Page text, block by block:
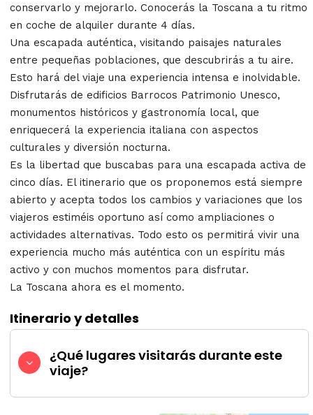
conservarlo y mejorarlo. Conocerás la Toscana a tu ritmo
en coche de alquiler durante 4 días.
Una escapada auténtica, visitando paisajes naturales
entre pequeñas poblaciones, que descubrirás a tu aire.
Esto hará del viaje una experiencia intensa e inolvidable.
Disfrutarás de edificios Barrocos Patrimonio Unesco,
monumentos históricos y gastronomía local, que
enriquecerá la experiencia italiana con aspectos
culturales y diversión nocturna.
Es la libertad que buscabas para una escapada activa de
cinco días. El itinerario que os proponemos está siempre
abierto y acepta todos los cambios y variaciones que los
viajeros estiméis oportuno así como ampliaciones o
actividades alternativas. Todo esto os permitirá vivir una
experiencia mucho más auténtica con un espíritu más
activo y con muchos momentos para disfrutar.
La Toscana ahora es el momento.
Itinerario y detalles
¿Qué lugares visitarás durante este
viaje?